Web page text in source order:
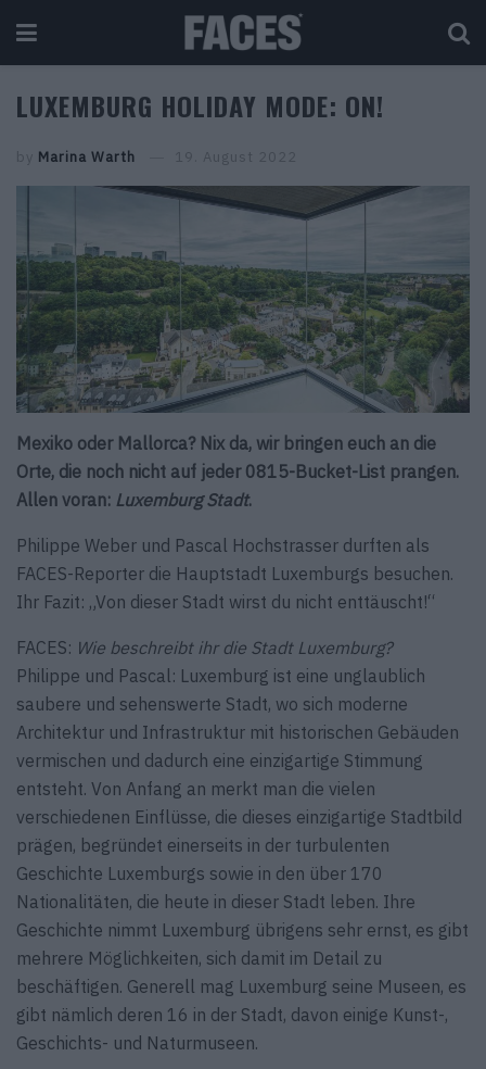
LUXEMBURG HOLIDAY MODE: ON!
by Marina Warth 19. August 2022
Mexiko oder Mallorca? Nix da, wir bringen euch an die
Orte, die noch nicht auf jeder 0815-Bucket-List prangen.
Allen voran: Luxemburg Stadt.
Philippe Weber und Pascal Hochstrasser durften als
FACES-­Reporter die Hauptstadt Luxemburgs besuchen.
Ihr Fazit: „Von dieser Stadt wirst du nicht enttäuscht!“
FACES: Wie beschreibt ihr die Stadt Luxemburg?
Philippe und Pascal: Luxemburg ist eine unglaublich
saubere und sehenswerte Stadt, wo sich moderne
Architektur und Infrastruktur mit historischen Gebäuden
vermischen und dadurch eine einzigartige Stimmung
entsteht. Von Anfang an merkt man die vielen
verschiedenen Einflüsse, die dieses einzigartige Stadtbild
prägen, begründet einerseits in der turbulenten
Geschichte ­Luxemburgs sowie in den über 170
Nationalitäten, die heute in dieser Stadt leben. Ihre
Geschichte nimmt ­Luxemburg übrigens sehr ernst, es gibt
mehrere Möglichkeiten, sich damit im Detail zu
beschäftigen. Gene­rell mag Luxemburg seine Museen, es
gibt nämlich deren 16 in der Stadt, davon einige Kunst-,
Geschichts- und Naturmuseen.